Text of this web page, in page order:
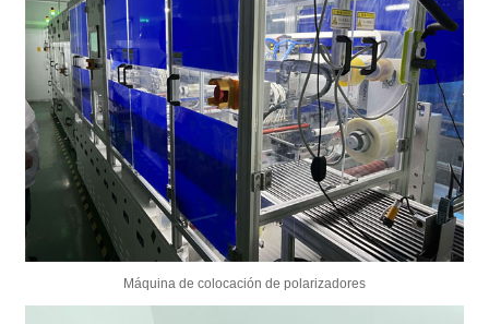
Máquina de colocación de polarizadores